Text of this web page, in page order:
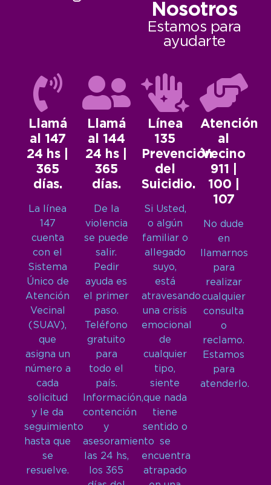
Nosotros
Estamos para
ayudarte
Llamá
al 147
24 hs |
365
días.
La línea
147
cuenta
con el
Sistema
Único de
Atención
Vecinal
(SUAV),
que
asigna un
número a
cada
solicitud
y le da
seguimiento
hasta que
se
resuelve.
Llamá
al 144
24 hs |
365
días.
De la
violencia
se puede
salir.
Pedir
ayuda es
el primer
paso.
Teléfono
gratuito
para
todo el
país.
Información,
contención
y
asesoramiento
las 24 hs,
los 365
Línea
135
Prevención
del
Suicidio.
Si Usted,
o algún
familiar o
allegado
suyo,
está
atravesando
una crisis
emocional
de
cualquier
tipo,
siente
que nada
tiene
sentido o
se
encuentra
atrapado
Atención
al
Vecino
911 |
100 |
107
No dude
en
llamarnos
para
realizar
cualquier
consulta
o
reclamo.
Estamos
para
atenderlo.